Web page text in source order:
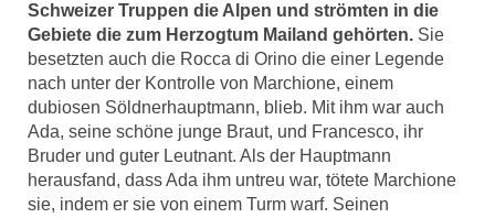
Schweizer Truppen die Alpen und strömten in die
Gebiete die zum Herzogtum Mailand gehörten. Sie
besetzten auch die Rocca di Orino die einer Legende
nach unter der Kontrolle von Marchione, einem
dubiosen Söldnerhauptmann, blieb. Mit ihm war auch
Ada, seine schöne junge Braut, und Francesco, ihr
Bruder und guter Leutnant. Als der Hauptmann
herausfand, dass Ada ihm untreu war, tötete Marchione
sie, indem er sie von einem Turm warf. Seinen